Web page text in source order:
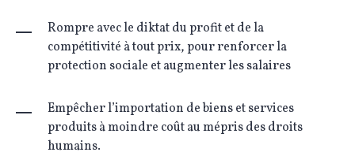
Rompre avec le diktat du profit et de la
compétitivité à tout prix, pour renforcer la
protection sociale et augmenter les salaires
Empêcher l’importation de biens et services
produits à moindre coût au mépris des droits
humains.